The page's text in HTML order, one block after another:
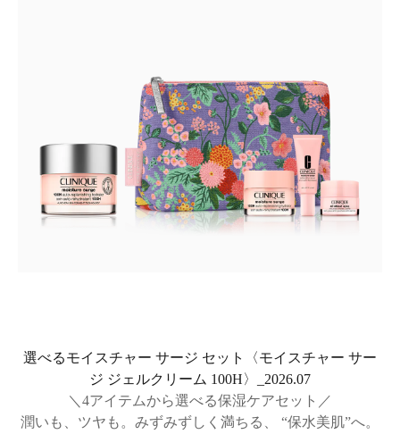
選べるモイスチャー サージ セット〈モイスチャー サー
ジ ジェルクリーム 100H〉_2026.07
＼4アイテムから選べる保湿ケアセット／
潤いも、ツヤも。みずみずしく満ちる、 “保水美肌”へ。